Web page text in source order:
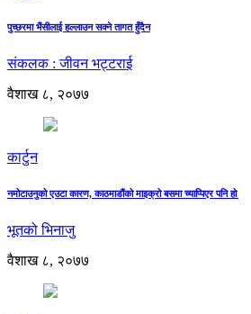
पुच्छरमा भैंसीलाई हल्लाउन सक्ने तागत हुँदैन
संकलक : जीवन भट्टराई
वैशाख ८, २०७७
कार्टुन
नमोटाउनुको एउटा कारण, काठमाडौंको माइक्रो बसमा च्याप्पिएर पनि हो
भूतको भिनाजु
वैशाख ८, २०७७